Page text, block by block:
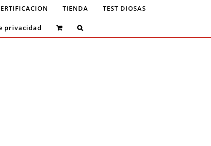
TIENDA TEST DIOSAS
privacidad